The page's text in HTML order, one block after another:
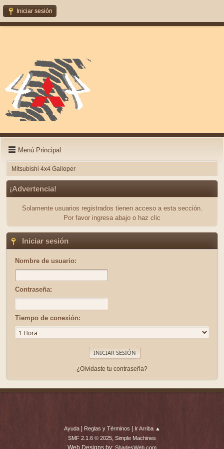
Iniciar sesión
Menú Principal
Mitsubishi 4x4 Galloper
¡Advertencia!
Solamente usuarios registrados tienen acceso a esta sección.
Por favor ingresa abajo o haz clic
Iniciar sesión
Nombre de usuario:
Contraseña:
Tiempo de conexión:
¿Olvidaste tu contraseña?
Ayuda| Reglas y Términos
Ir Arriba ▲
SMF 2.1.6 © 2025, Simple Machines
ShadesWeb.com